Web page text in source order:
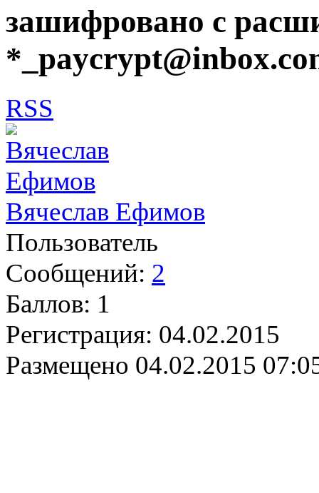
зашифровано с
*
RSS
Вячеслав Ефимов
Пользователь
Сообщений: 2
Баллов: 1
Регистрация: 04.02.2015
Размещено 04.02.2015